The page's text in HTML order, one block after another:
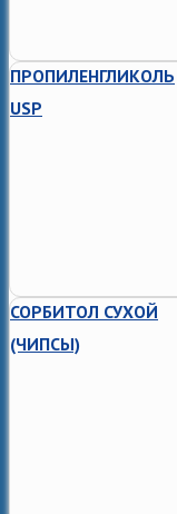
ПРОПИЛЕНГЛИКОЛЬ
USP
СОРБИТОЛ СУХОЙ
(ЧИПСЫ)